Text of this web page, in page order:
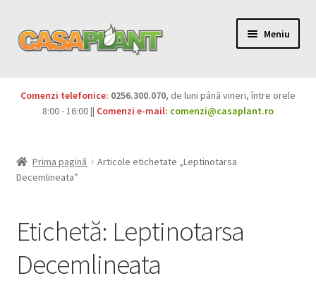
Meniu
Pesticide
Produse BIO
Igienă publică
Comenzi telefonice: 0256.300.070, de luni până vineri, între orele
8:00 - 16:00 || Comenzi e-mail: comenzi@casaplant.ro
Prima pagină
Articole etichetate „Leptinotarsa
Decemlineata”
Etichetă: Leptinotarsa
Decemlineata